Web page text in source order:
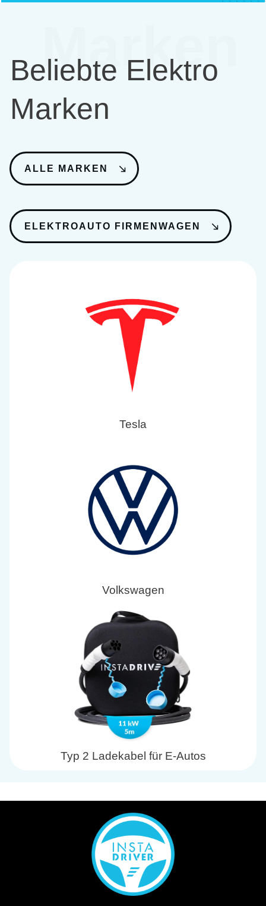
Marken
Beliebte Elektro
Marken
ALLE MARKEN
ELEKTROAUTO FIRMENWAGEN
Tesla
Volkswagen
Typ 2 Ladekabel für E-Autos